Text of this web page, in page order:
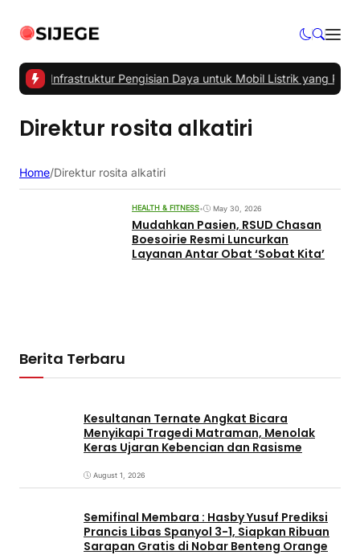
Utama Infrastruktur Pengisian Daya untuk Mobil Listrik yang Perlu
Direktur rosita alkatiri
Home/Direktur rosita alkatiri
HEALTH & FITNESS• May 30, 2026
Mudahkan Pasien, RSUD Chasan
Boesoirie Resmi Luncurkan
Layanan Antar Obat ‘Sobat Kita’
Berita Terbaru
Kesultanan Ternate Angkat Bicara
Menyikapi Tragedi Matraman, Menolak
Keras Ujaran Kebencian dan Rasisme
August 1, 2026
Semifinal Membara : Hasby Yusuf Prediksi
Prancis Libas Spanyol 3-1, Siapkan Ribuan
Sarapan Gratis di Nobar Benteng Orange